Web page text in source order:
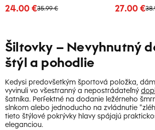
35.99 €
24.00 € 27.00 €
Šiltovky – Nevyhnutný
štýl a pohodlie
Kedysi predovšetkým športová položka,
vyvinuli vo všestranný a nepostrádateľný
šatníka. Perfektné na dodanie ležérneho
slnkom alebo jednoducho na zvládnutie
tieto štýlové pokrývky hlavy spájajú
eleganciou.